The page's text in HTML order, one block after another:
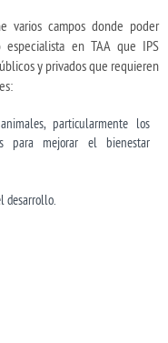
varios campos donde poder
en TAA que IPS
y privados que requieren
particularmente los
para mejorar el bienestar
desarrollo.